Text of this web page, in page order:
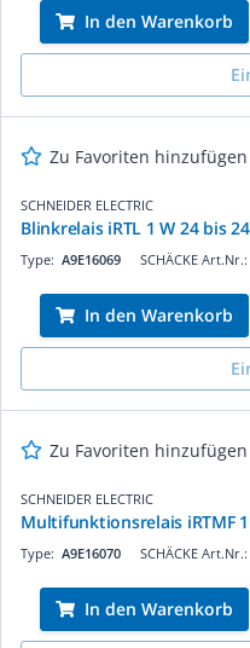
In den Warenkorb
Zu Favoriten hinzufügen
SCHNEIDER ELECTRIC
Blinkrelais iRTL 1 W 24 bis
SCHÄCKE Art.Nr.:
Type: A9E16069
In den Warenkorb
Zu Favoriten hinzufügen
SCHNEIDER ELECTRIC
Multifunktionsrelais iRTMF 1
SCHÄCKE Art.Nr.:
Type: A9E16070
In den Warenkorb